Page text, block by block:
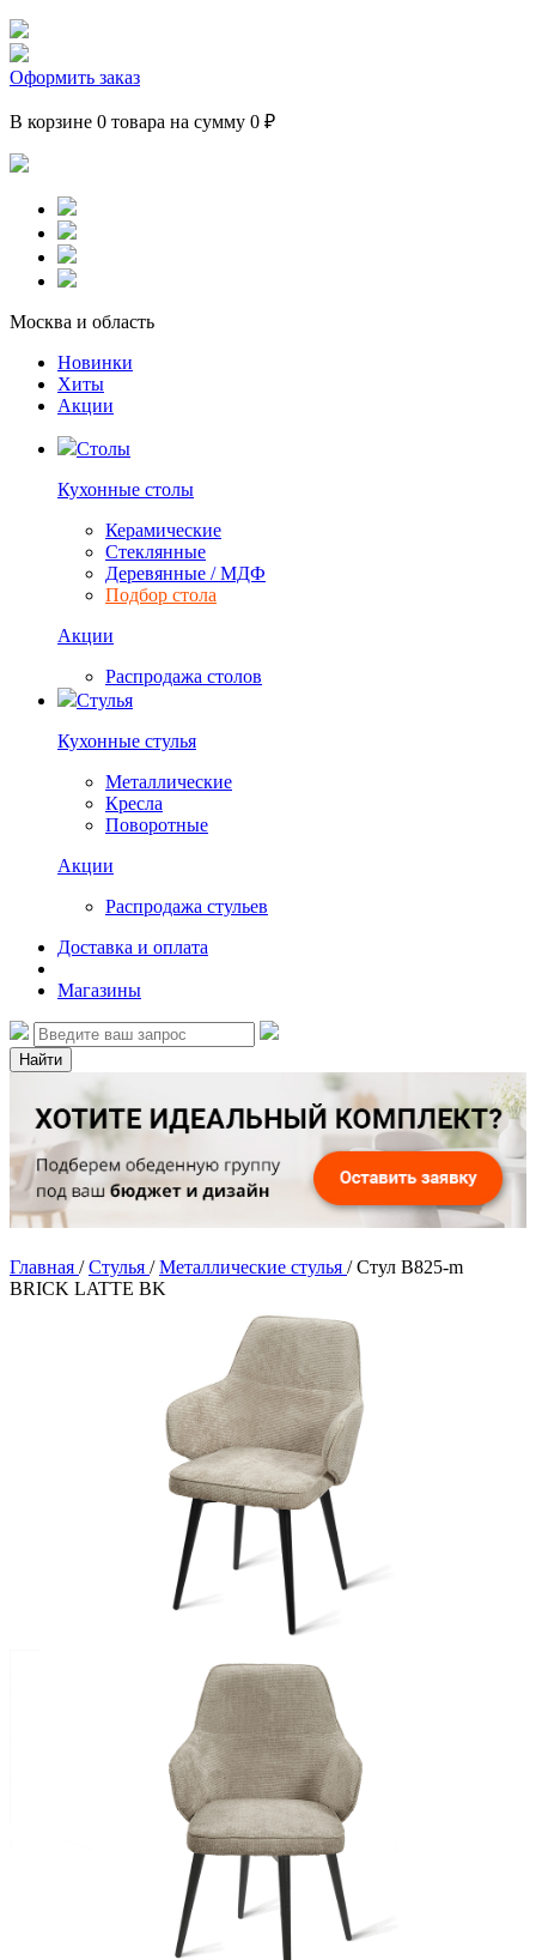
Оформить заказ
В корзине 0 товара на сумму 0 ₽
Москва и область
Новинки
Хиты
Акции
Столы
Кухонные столы
Керамические
Стеклянные
Деревянные / МДФ
Подбор стола
Акции
Распродажа столов
Стулья
Кухонные стулья
Металлические
Кресла
Поворотные
Акции
Распродажа стульев
Доставка и оплата
Магазины
Найти
Главная / Стулья / Металлические стулья / Стул B825-m
BRICK LATTE BK